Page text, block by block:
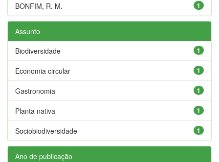
1
BONFIM, R. M.
Assunto
1
Biodiversidade
1
Economia circular
1
Gastronomia
1
Planta nativa
1
Sociobiodiversidade
Ano de publicação